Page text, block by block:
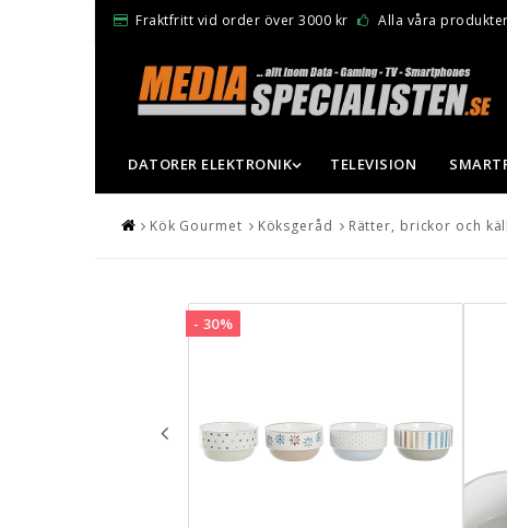
Fraktfritt vid order över 3000 kr Alla våra
DATORER ELEKTRONIK TELEVISION
Kök Gourmet Köksgeråd Rätter, brickor och
- 30%